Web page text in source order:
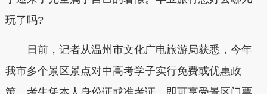
玩了吗?
日前，记者从温州市文化广电旅游局获悉，今年
我市多个景区景点对中高考学子实行免费或优惠政